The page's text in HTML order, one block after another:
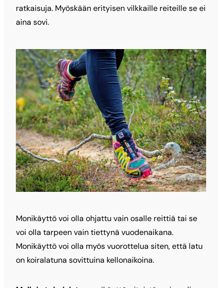
ratkaisuja. Myöskään erityisen vilkkaille reiteille se ei
aina sovi.
Monikäyttö voi olla ohjattu vain osalle reittiä tai se
voi olla tarpeen vain tiettynä vuodenaikana.
Monikäyttö voi olla myös vuorottelua siten, että latu
on koiralatuna sovittuina kellonaikoina.